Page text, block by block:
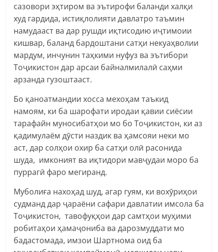
сазовори эҳтиром ва эътирофи баланди халқи
худ гардида, истиқлолияти давлатро таъмин
намудааст ва дар рушди иқтисодию иҷтимоии
кишвар, баланд бардоштани сатҳи некуаҳволии
мардум, инчунин таҳкими нуфуз ва эътибори
Тоҷикистон дар арсаи байналмилалӣ саҳми
арзанда гузоштааст.
Бо қаноатмандии хосса мехоҳам таъкид
намоям, ки ба шарофати иродаи қавии сиёсии
тарафайн муносибатҳои мо бо Тоҷикистон, ки аз
қадимулаём дӯсти наздик ва ҳамсояи неки мо
аст, дар солҳои охир ба сатҳи олӣ расонида
шуда, имконият ва иқтидори мавҷудаи моро ба
пуррагӣ фаро мегиранд.
Муболиға нахоҳад шуд, агар гуям, ки вохӯриҳои
судманд дар ҷараёни сафари давлатии имсола ба
Тоҷикистон, тавофуқҳои дар самтҳои муҳими
робитаҳои ҳамаҷониба ва дарозмуддати мо
бадастомада, имзои Шартнома оид ба